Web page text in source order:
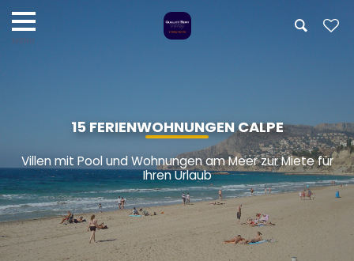
15 FERIENWOHNUNGEN CALPE
Villen mit Pool und Wohnungen am Meer zur Miete für
Ihren Urlaub